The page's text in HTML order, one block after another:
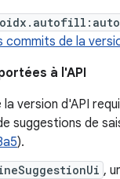
commits de la
à l'API
la version d'API
suggestions de
).
,